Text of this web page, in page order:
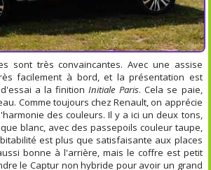
sont très convaincantes. Avec une assise
facilement à bord, et la présentation est
a la finitionInitiale Paris. Cela se paie,
Comme toujours chez Renault, on apprécie
des couleurs. Il y a ici un deux tons,
blanc, avec des passepoils couleur taupe,
est plus que satisfaisante aux places
bonne à l'arrière, mais le coffre est petit
le Captur non hybride pour avoir un grand